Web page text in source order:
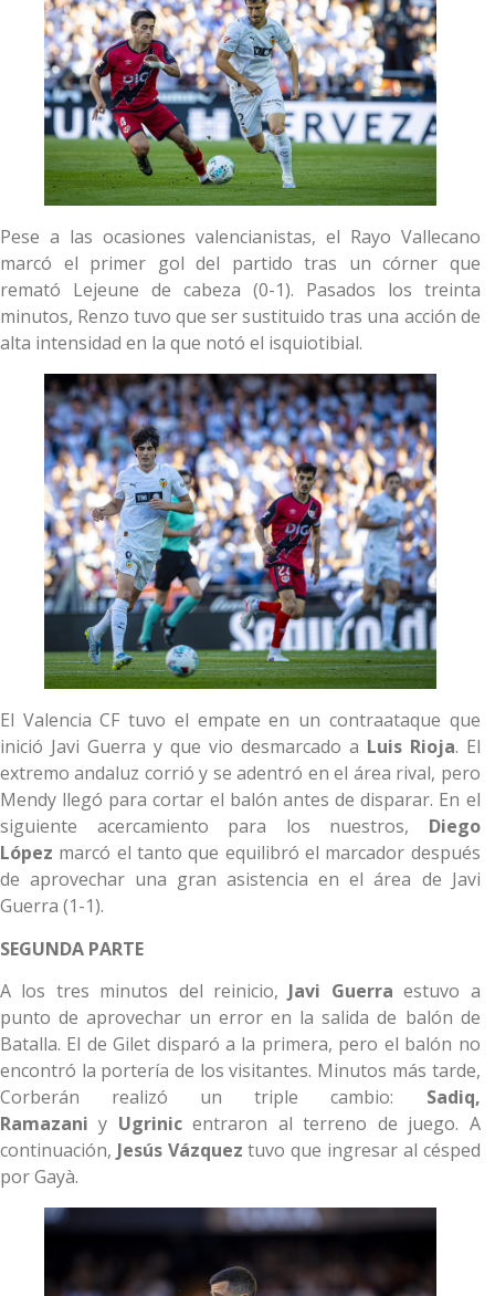
Pese a las ocasiones valencianistas, el Rayo Vallecano
marcó el primer gol del partido tras un córner que
remató Lejeune de cabeza (0-1). Pasados los treinta
minutos, Renzo tuvo que ser sustituido tras una acción de
alta intensidad en la que notó el isquiotibial.
El Valencia CF tuvo el empate en un contraataque que
inició Javi Guerra y que vio desmarcado a Luis Rioja. El
extremo andaluz corrió y se adentró en el área rival, pero
Mendy llegó para cortar el balón antes de disparar. En el
siguiente acercamiento para los nuestros, Diego
López marcó el tanto que equilibró el marcador después
de aprovechar una gran asistencia en el área de Javi
Guerra (1-1).
SEGUNDA PARTE
A los tres minutos del reinicio, Javi Guerraestuvo a
punto de aprovechar un error en la salida de balón de
Batalla. El de Gilet disparó a la primera, pero el balón no
encontró la portería de los visitantes. Minutos más tarde,
Corberán realizó un triple cambio: Sadiq,
Ramazaniy Ugrinicentraron al terreno de juego. A
continuación, Jesús Vázquez tuvo que ingresar al césped
por Gayà.